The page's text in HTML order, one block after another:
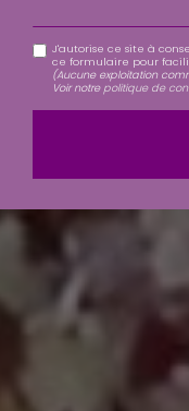
J'autorise ce site à
ce formulaire pour
(Aucune exploitation
Voir notre politique de